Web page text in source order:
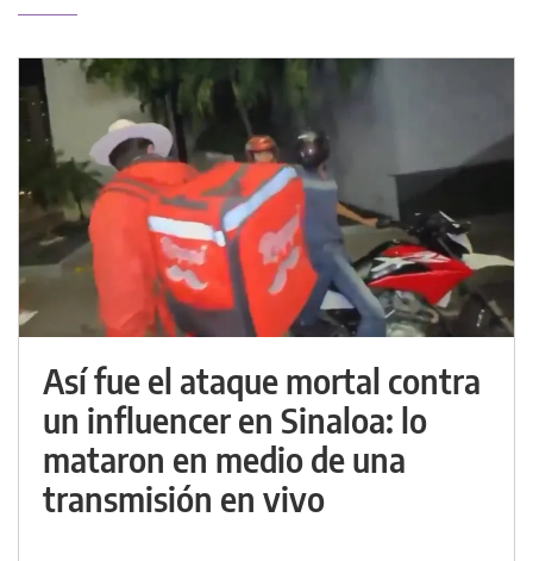
Así fue el ataque mortal contra
un influencer en Sinaloa: lo
mataron en medio de una
transmisión en vivo